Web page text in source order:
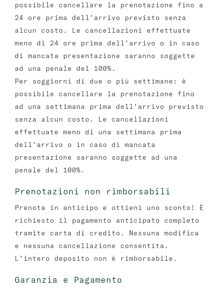
possibile cancellare la prenotazione fino a
24 ore prima dell’arrivo previsto senza
alcun costo. Le cancellazioni effettuate
meno di 24 ore prima dell’arrivo o in caso
di mancata presentazione saranno soggette
ad una penale del 100%.
Per soggiorni di due o più settimane: è
possibile cancellare la prenotazione fino
ad una settimana prima dell’arrivo previsto
senza alcun costo. Le cancellazioni
effettuate meno di una settimana prima
dell’arrivo o in caso di mancata
presentazione saranno soggette ad una
penale del 100%.
Prenotazioni non rimborsabili
Prenota in anticipo e ottieni uno sconto! È
richiesto il pagamento anticipato completo
tramite carta di credito. Nessuna modifica
e nessuna cancellazione consentita.
L’intero deposito non è rimborsabile.
Garanzia e Pagamento